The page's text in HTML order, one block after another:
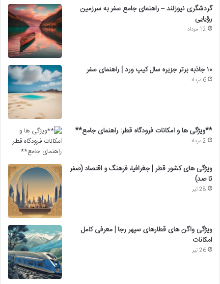
گردشگری نیوزلند – راهنمای جامع سفر به سرزمین
رؤیایی
12 مرداد
۱۰ جاذبه برتر جزیره سال کیپ ورد | راهنمای سفر
6 مرداد
**ویژگی ها و امکانات فرودگاه قطر: راهنمای جامع**
2 مرداد
ویژگی های کشور قطر | جغرافیا، فرهنگ و اقتصاد (صفر
تا صد)
28 تیر
ویژگی واگن های قطارهای سپهر رجا | معرفی کامل
امکانات
26 تیر